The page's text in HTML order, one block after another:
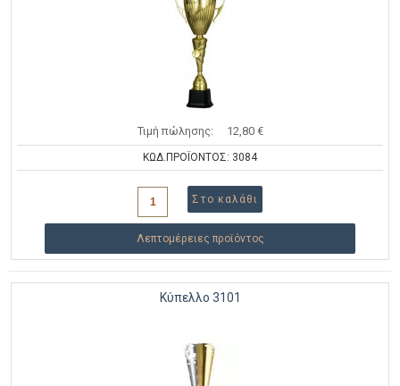
Τιμή πώλησης: 12,80 €
ΚΩΔ.ΠΡΟΪΟΝΤΟΣ: 3084
Λεπτομέρειες προϊόντος
Κύπελλο 3101